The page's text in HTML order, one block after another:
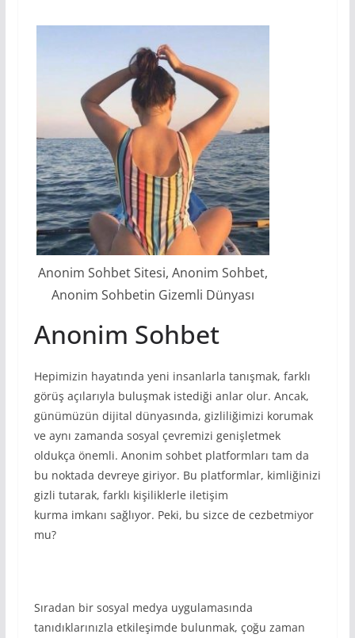
Anonim Sohbet Sitesi, Anonim Sohbet,
Anonim Sohbetin Gizemli Dünyası
Anonim Sohbet
Hepimizin hayatında yeni insanlarla tanışmak, farklı
görüş açılarıyla buluşmak istediği anlar olur. Ancak,
günümüzün dijital dünyasında, gizliliğimizi korumak
ve aynı zamanda sosyal çevremizi genişletmek
oldukça önemli. Anonim sohbet platformları tam da
bu noktada devreye giriyor. Bu platformlar, kimliğinizi
gizli tutarak, farklı kişiliklerle iletişim
kurma imkanı sağlıyor. Peki, bu sizce de cezbetmiyor
mu?
Sıradan bir sosyal medya uygulamasında
tanıdıklarınızla etkileşimde bulunmak, çoğu zaman